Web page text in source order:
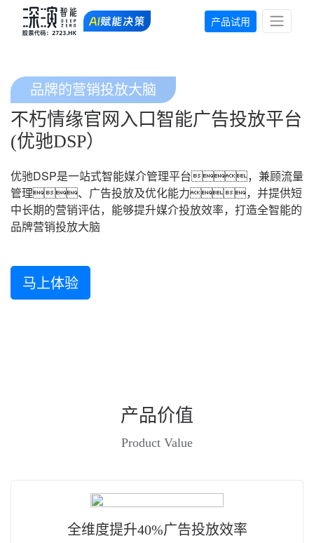
产品试用
品牌的营销投放大脑
不朽情缘官网入口智能广告投放平台
(优驰DSP）
优驰DSP是一站式智能媒介管理平台，兼顾流量
管理、广告投放及优化能力，并提供短
中长期的营销评估，能够提升媒介投放效率，打造全智能的
品牌营销投放大脑
马上体验
产品价值
Product Value
全维度提升40%广告投放效率